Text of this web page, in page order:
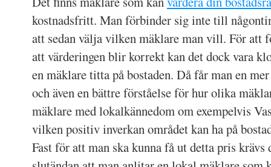
kostnadsfritt. Man förbinder sig inte till
att sedan välja vilken mäklare man vill. För att
att värderingen blir korrekt kan det dock vara
en mäklare titta på bostaden. Då får man en
och även en bättre förståelse för hur olika
mäklare med lokalkännedom om exempelvis
vilken positiv inverkan området kan ha på
Fast för att man ska kunna få ut detta pris krävs